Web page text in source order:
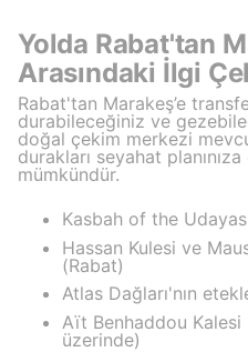
Yolda Rabat'tan
Arasındaki İlgi
Rabat'tan Marakeş’e
durabileceğiniz ve
doğal çekim merkezi
durakları seyahat
mümkündür.
Kasbah of the
Hassan Kulesi ve
(Rabat)
Atlas Dağları'nın
Aït Benhaddou Kalesi
üzerinde)